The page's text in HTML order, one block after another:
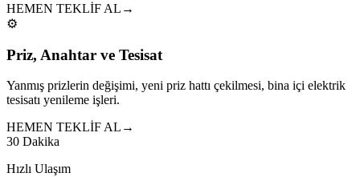
HEMEN TEKLİF AL →
⚙️
Priz, Anahtar ve Tesisat
Yanmış prizlerin değişimi, yeni priz hattı çekilmesi, bina içi elektrik
tesisatı yenileme işleri.
HEMEN TEKLİF AL →
30 Dakika
Hızlı Ulaşım